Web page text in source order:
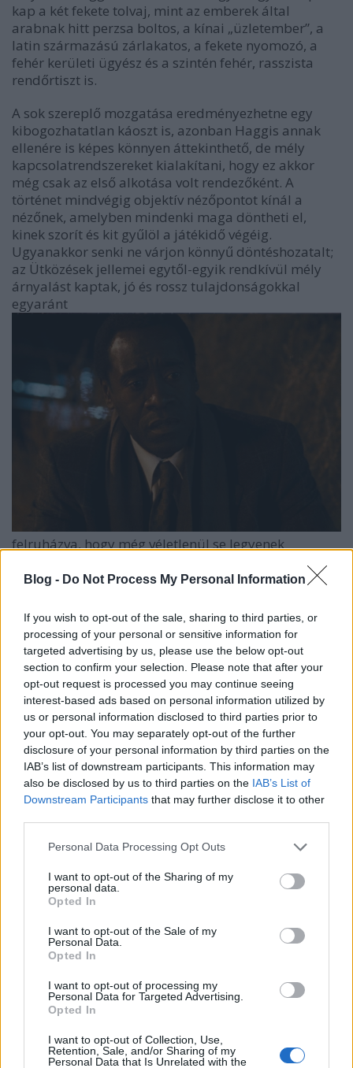
Blog - Do Not Process My Personal Information
If you wish to opt-out of the sale, sharing to third parties, or
processing of your personal or sensitive information for
targeted advertising by us, please use the below opt-out
section to confirm your selection. Please note that after your
opt-out request is processed you may continue seeing
interest-based ads based on personal information utilized by
us or personal information disclosed to third parties prior to
your opt-out. You may separately opt-out of the further
disclosure of your personal information by third parties on the
IAB’s list of downstream participants. This information may
also be disclosed by us to third parties on the IAB’s List of
Downstream Participants that may further disclose it to other
Please note that this website/app uses one or more Google
not limited to your visit or usage behaviour. You may click to
grant or deny consent to Google and its third-party tags to
use your data for below specified purposes in below Google
consent section.
Personal Data Processing Opt Outs
I want to opt-out of the Sharing of my
personal data.
Opted In
I want to opt-out of the Sale of my
Personal Data.
Opted In
I want to opt-out of processing my
Personal Data for Targeted Advertising.
Opted In
I want to opt-out of Collection, Use,
Retention, Sale, and/or Sharing of my
Personal Data that Is Unrelated with the
kap a két fekete tolvaj, mint az emberek által
arabnak hitt perzsa boltos, a kínai „üzletember”, a
latin származású zárlakatos, a fekete nyomozó, a
fehér kerületi ügyész és a szintén fehér, rasszista
rendőrtiszt is.
A sok szereplő mozgatása eredményezhetne egy
kibogozhatatlan káoszt is, azonban Haggis annak
ellenére is képes könnyen áttekinthető, de mély
kapcsolatrendszereket kialakítani, hogy ez akkor
még csak az első alkotása volt rendezőként. A
történet mindvégig objektív nézőpontot kínál a
nézőnek, amelyben mindenki maga döntheti el,
kinek szorít és kit gyűlöl a játékidő végéig.
Ugyanakkor senki ne várjon könnyű döntéshozatalt;
az Ütközések jellemei egytől-egyik rendkívül mély
árnyalást kaptak, jó és rossz tulajdonságokkal
egyaránt
felruházva, hogy még véletlenül se legyenek
rendkívüli színészi játékok párosulnak, Don Cheadle
hiteles a karrierorientált rendőr szerepében, Matt
Dillon kivételes tehetséggel hozza a karaktere pozitív
és negatív jellemelemeit is, de Sandra Bullock és
Ryan Philippe is kiemelendő, és a színészstáb rajtuk
kívüli tagjai is megérdemelnek minimum egy
vállveregetést.
A történet valódi értéket azonban az egyetemes
mondanivaló adja meg igazán: az emberben
gyakorlatilag genetikailag van kódolva a gyűlölet, az
ellenségeskedés, és mint olyan, a rasszizmus is. Az
intolerancia kétségkívül a Világ egyik legnagyobb
hibátlan volt elővenni egy nagyváros mindennapjait
– a több millió lakos ugyanis tökéletesen lemodellezi
az egész emberiséget, úgy rasszokra lebontva, mint
egyénenként is.
Az Ütközések tehát a sok helyen felszínre törő
szentimentalizmusa és a néhol kikandikáló
lenni, amely a rasszizmust nem csupán egy
„népcsoportra”, hanem az egész társadalom minden
egyoldalú szemléletmód helyett egyetemes és
hiteles képet alkotni, ez pedig pontosan az a